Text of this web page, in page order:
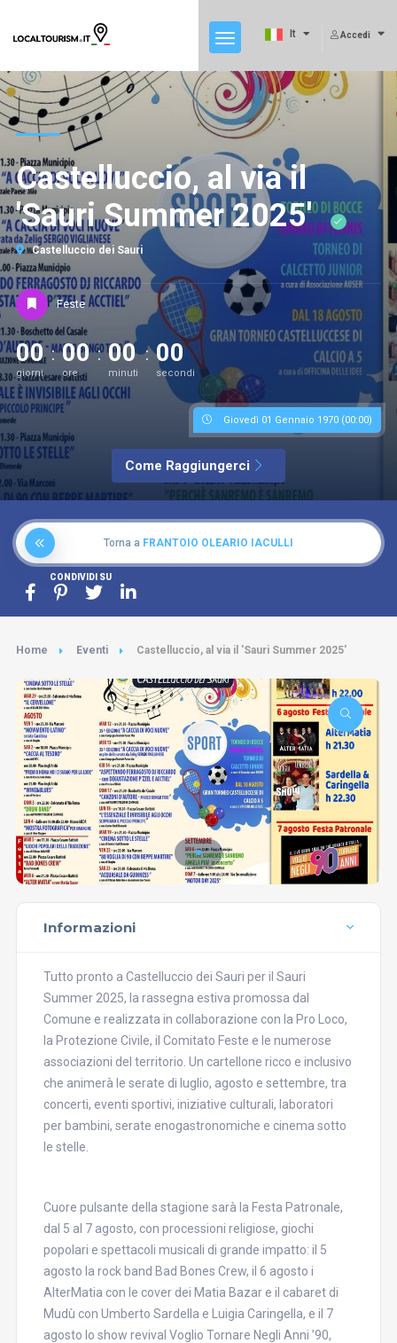
Accedi
It
Castelluccio, al via il
'Sauri Summer 2025'
Castelluccio dei Sauri
Feste
00
giorni
00
ore
00
minuti
00
secondi
Giovedì 01 Gennaio 1970 (00:00)
Come Raggiungerci
Torna a FRANTOIO OLEARIO IACULLI
CONDIVIDI SU
Home Eventi Castelluccio, al via il 'Sauri Summer 2025'
Informazioni
Tutto pronto a Castelluccio dei Sauri per il Sauri
Summer 2025, la rassegna estiva promossa dal
Comune e realizzata in collaborazione con la Pro Loco,
la Protezione Civile, il Comitato Feste e le numerose
associazioni del territorio. Un cartellone ricco e inclusivo
che animerà le serate di luglio, agosto e settembre, tra
concerti, eventi sportivi, iniziative culturali, laboratori
per bambini, serate enogastronomiche e cinema sotto
le stelle.
Cuore pulsante della stagione sarà la Festa Patronale,
dal 5 al 7 agosto, con processioni religiose, giochi
popolari e spettacoli musicali di grande impatto: il 5
agosto la rock band Bad Bones Crew, il 6 agosto i
AlterMatia con le cover dei Matia Bazar e il cabaret di
Mudù con Umberto Sardella e Luigia Caringella, e il 7
agosto lo show revival Voglio Tornare Negli Anni ’90,